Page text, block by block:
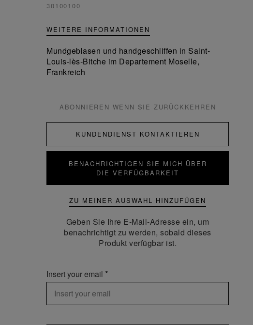
30100100
WEITERE INFORMATIONEN
Mundgeblasen und handgeschliffen in Saint-
Louis-lès-Bitche im Departement Moselle,
Frankreich
ABONNIEREN WENN SIE ZURÜCKKEHREN
KUNDENDIENST KONTAKTIEREN
BENACHRICHTIGEN SIE MICH ÜBER
DIE VERFÜGBARKEIT
ZU MEINER AUSWAHL HINZUFÜGEN
Geben Sie Ihre E-Mail-Adresse ein, um
benachrichtigt zu werden, sobald dieses
Produkt verfügbar ist.
Insert your email